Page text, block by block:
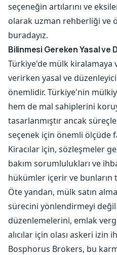
seçeneğin artılarını ve
olarak uzman rehberliği ve
buradayız.
Bilinmesi Gereken Yasal ve
Türkiye'de mülk kiralamaya
verirken yasal ve
önemlidir. Türkiye'nin
hem de mal sahiplerini
tasarlanmıştır ancak
seçenek için önemli ölçüde
Kiracılar için, sözleşmeler
bakım sorumlulukları ve
hükümler içerir ve bunların
Öte yandan, mülk satın
sürecini yönlendirmeyi değil
düzenlemelerini, emlak
alıcılar için olası askeri izin
Bosphorus Brokers, bu